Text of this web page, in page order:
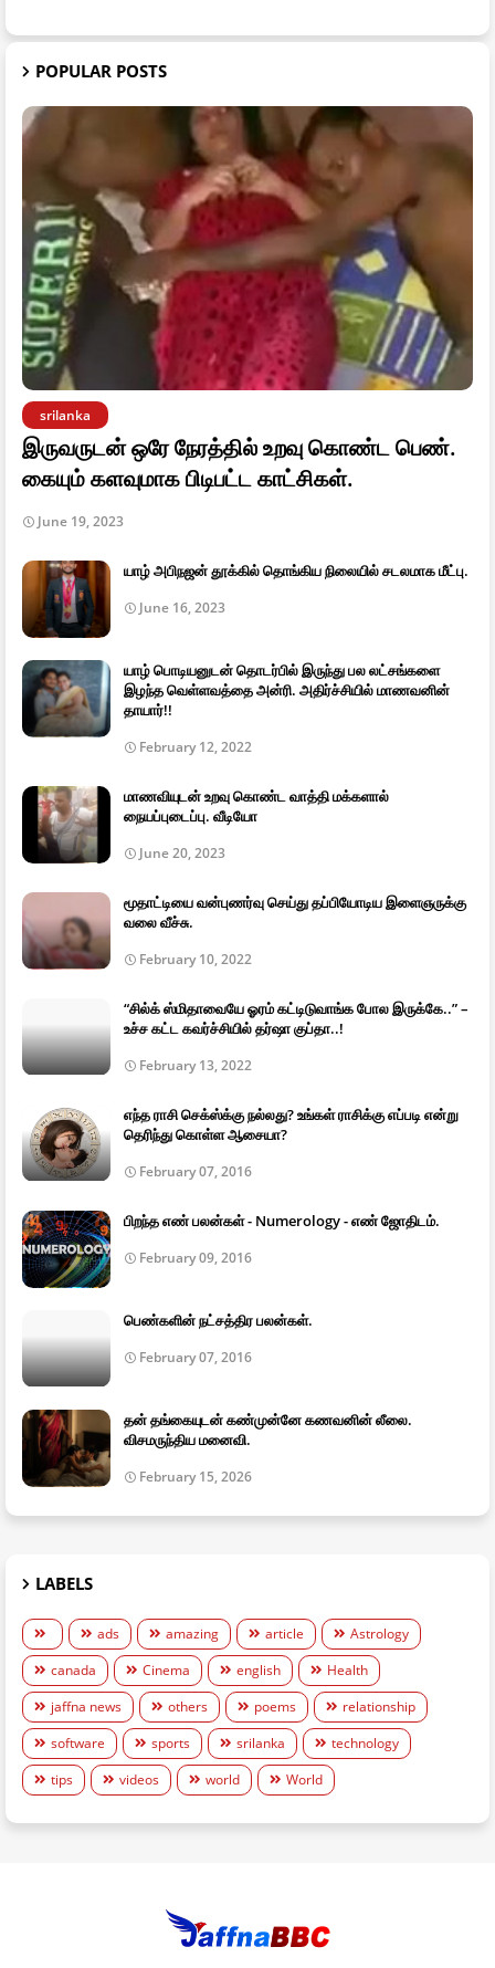
POPULAR POSTS
srilanka
இருவருடன் ஒரே நேரத்தில் உறவு கொண்ட பெண்.
கையும் களவுமாக பிடிபட்ட காட்சிகள்.
June 19, 2023
யாழ் அபிநஜன் தூக்கில் தொங்கிய நிலையில் சடலமாக மீட்பு.
June 16, 2023
யாழ் பொடியனுடன் தொடர்பில் இருந்து பல லட்சங்களை
இழந்த வெள்ளவத்தை அன்ரி. அதிர்ச்சியில் மாணவனின்
தாயார்!!
February 12, 2022
மாணவியுடன் உறவு கொண்ட வாத்தி மக்களால்
நையப்புடைப்பு. வீடியோ
June 20, 2023
மூதாட்டியை வன்புணர்வு செய்து தப்பியோடிய இளைஞருக்கு
வலை வீச்சு.
February 10, 2022
“சில்க் ஸ்மிதாவையே ஓரம் கட்டிடுவாங்க போல இருக்கே..” –
உச்ச கட்ட கவர்ச்சியில் தர்ஷா குப்தா..!
February 13, 2022
எந்த ராசி செக்ஸ்க்கு நல்லது? உங்கள் ராசிக்கு எப்படி என்று
தெரிந்து கொள்ள ஆசையா?
February 07, 2016
பிறந்த எண் பலன்கள் - Numerology - எண் ஜோதிடம்.
February 09, 2016
பெண்களின் நட்சத்திர பலன்கள்.
February 07, 2016
தன் தங்கையுடன் கண்முன்னே கணவனின் லீலை.
விசமருந்திய மனைவி.
February 15, 2026
LABELS
ads amazing article
Astrology
canada
Cinema english
Health
jaffna news
others poems
relationship
software
sports srilanka
technology
tips
videos world World